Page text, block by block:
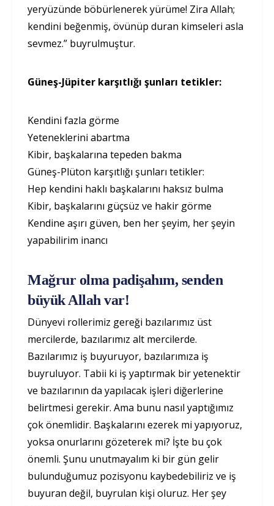
yeryüzünde böbürlenerek yürüme! Zira Allah;
kendini beğenmiş, övünüp duran kimseleri asla
sevmez.” buyrulmuştur.
Güneş-Jüpiter karşıtlığı şunları tetikler:
Kendini fazla görme
Yeteneklerini abartma
Kibir, başkalarına tepeden bakma
Güneş-Plüton karşıtlığı şunları tetikler:
Hep kendini haklı başkalarını haksız bulma
Kibir, başkalarını güçsüz ve hakir görme
Kendine aşırı güven, ben her şeyim, her şeyin
yapabilirim inancı
Mağrur olma padişahım, senden
büyük Allah var!
Dünyevi rollerimiz gereği bazılarımız üst
mercilerde, bazılarımız alt mercilerde.
Bazılarımız iş buyuruyor, bazılarımıza iş
buyruluyor. Tabii ki iş yaptırmak bir yetenektir
ve bazılarının da yapılacak işleri diğerlerine
belirtmesi gerekir. Ama bunu nasıl yaptığımız
çok önemlidir. Başkalarını ezerek mi yapıyoruz,
yoksa onurlarını gözeterek mi? İşte bu çok
önemli. Şunu unutmayalım ki bir gün gelir
bulunduğumuz pozisyonu kaybedebiliriz ve iş
buyuran değil, buyrulan kişi oluruz. Her şey